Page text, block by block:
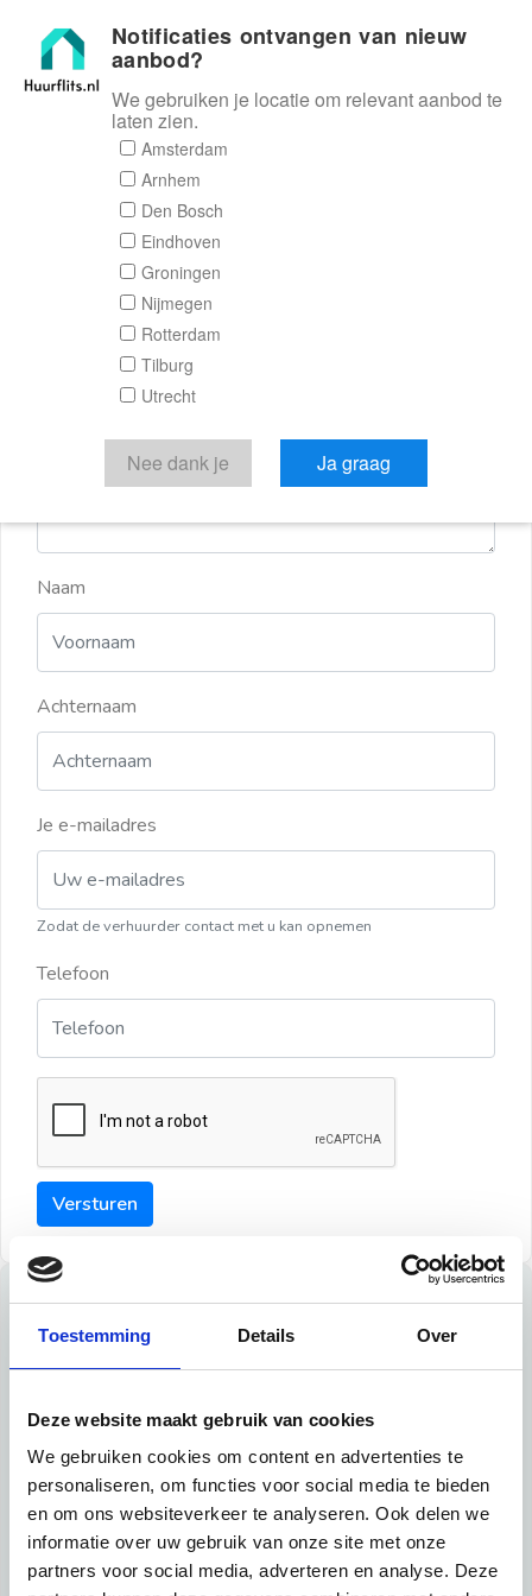
Toestemming Details Over
Deze website maakt gebruik van cookies
We gebruiken cookies om content en advertenties te
personaliseren, om functies voor social media te bieden
en om ons websiteverkeer te analyseren. Ook delen we
informatie over uw gebruik van onze site met onze
partners voor social media, adverteren en analyse. Deze
Huurflits
Reactieformulier
Huurflits
Verstuur je bericht
Door een bericht te sturen kom je in contact met de
aanbieder of makelaar van de woning.
Naam
Achternaam
Je e-mailadres
Zodat de verhuurder contact met u kan opnemen
Telefoon
Versturen
Tips
Tip 1:
Schrijf een duidelijke introductie en geef de volgende
informatie mee:
Ben je student, werkachtig of werkzoekend
Notificaties ontvangen van nieuw
aanbod?
We gebruiken je locatie om relevant aanbod te
laten zien.
Amsterdam
Arnhem
Den Bosch
Eindhoven
Groningen
Nijmegen
Rotterdam
Tilburg
Utrecht
Nee dank je Ja graag